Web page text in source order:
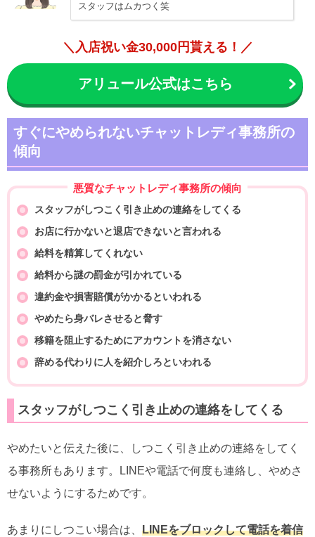
スタッフはムカつく笑
＼入店祝い金30,000円貰える！／
アリュール公式はこちら
すぐにやめられないチャットレディ事務所の
傾向
悪質なチャットレディ事務所の傾向
スタッフがしつこく引き止めの連絡をしてくる
お店に行かないと退店できないと言われる
給料を精算してくれない
給料から謎の罰金が引かれている
違約金や損害賠償がかかるといわれる
やめたら身バレさせると脅す
移籍を阻止するためにアカウントを消さない
辞める代わりに人を紹介しろといわれる
スタッフがしつこく引き止めの連絡をしてくる
やめたいと伝えた後に、しつこく引き止めの連絡をしてく
る事務所もあります。LINEや電話で何度も連絡し、やめさ
せないようにするためです。
あまりにしつこい場合は、 LINEをブロックして電話を着信